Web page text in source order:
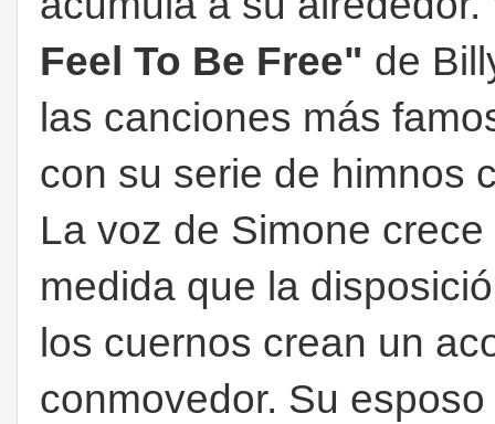
Feel To Be Free" de
las canciones más
con su serie de himnos
La voz de Simone
medida que la
los cuernos crean un
conmovedor. Su